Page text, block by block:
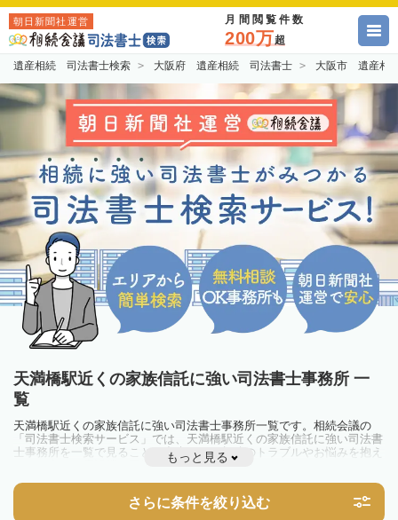
朝日新聞社運営 月間閲覧件数
200万超
遺産相続 司法書士検索 大阪府 遺産相続 司法書士 大阪市 遺産相
天満橋駅近くの家族信託に強い司法書士事務所 一
覧
天満橋駅近くの家族信託に強い司法書士事務所一覧です。相続会議の
「司法書士検索サービス」では、天満橋駅近くの家族信託に強い司法書
士事務所を一覧で見ることが出来ます。相続のトラブルやお悩みを抱え
ている方は一度近隣の司法書士に相談してみましょう。
もっと見る
さらに条件を絞り込む